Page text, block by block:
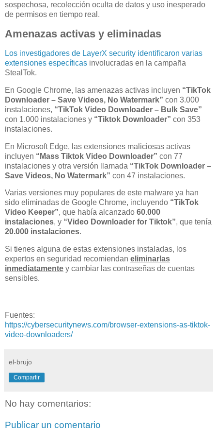
sospechosa, recolección oculta de datos y uso inesperado
de permisos en tiempo real.
Amenazas activas y eliminadas
Los investigadores de LayerX security identificaron varias
extensiones específicas involucradas en la campaña
StealTok.
En Google Chrome, las amenazas activas incluyen “TikTok
Downloader – Save Videos, No Watermark” con 3.000
instalaciones, “TikTok Video Downloader – Bulk Save”
con 1.000 instalaciones y “Tiktok Downloader” con 353
instalaciones.
En Microsoft Edge, las extensiones maliciosas activas
incluyen “Mass Tiktok Video Downloader” con 77
instalaciones y otra versión llamada “TikTok Downloader –
Save Videos, No Watermark” con 47 instalaciones.
Varias versiones muy populares de este malware ya han
sido eliminadas de Google Chrome, incluyendo “TikTok
Video Keeper”, que había alcanzado 60.000
instalaciones, y “Video Downloader for Tiktok”, que tenía
20.000 instalaciones.
Si tienes alguna de estas extensiones instaladas, los
expertos en seguridad recomiendan eliminarlas
inmediatamente y cambiar las contraseñas de cuentas
sensibles.
Fuentes:
https://cybersecuritynews.com/browser-extensions-as-tiktok-
video-downloaders/
el-brujo
Compartir
No hay comentarios:
Publicar un comentario